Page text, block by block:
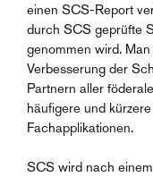
einen SCS-Report
durch SCS geprüfte
genommen wird.
Verbesserung der
Partnern aller
häufigere und
Fachapplikationen.
SCS wird nach